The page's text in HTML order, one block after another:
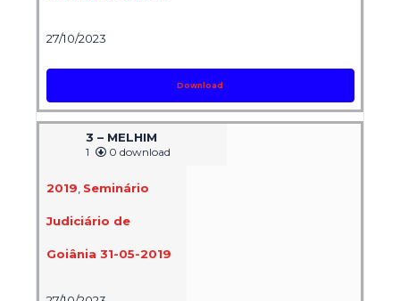
27/10/2023
Download
3 – MELHIM
1 0 download
2019 Seminário
Judiciário de
Goiânia 31-05-2019